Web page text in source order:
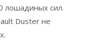
лошадиных сил.
Duster не